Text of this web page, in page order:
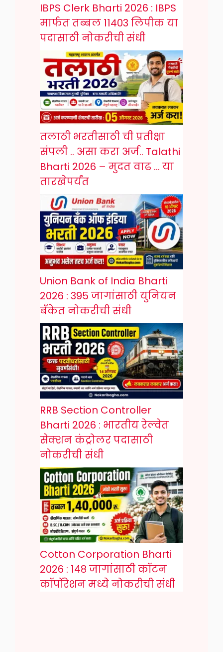
IBPS Clerk Bharti 2026 : IBPS
मार्फत तब्बल 11403 लिपीक या
पदासाठी नोकरीची संधी
तलाठी भरतीसाठी ची प्रतीक्षा
संपली .. असा करा अर्ज.. Talathi
Bharti 2026 – मुदत वाढ … या
तारखेपर्यंत
Union Bank of India Bharti
2026 : 395 जागांसाठी युनियन
बँकेत नोकरीची संधी
RRB Section Controller
Bharti 2026 : भारतीय रेल्वेत
सेक्शन कंट्रोलर पदासाठी
नोकरीची संधी
Cotton Corporation Bharti
2026 : १४८ जागांसाठी कॉटन
कॉर्पोरेशन मध्ये नोकरीची संधी